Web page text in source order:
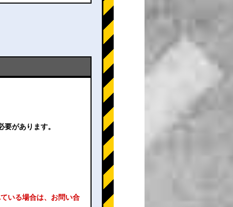
があります。
いる場合は、お問い合